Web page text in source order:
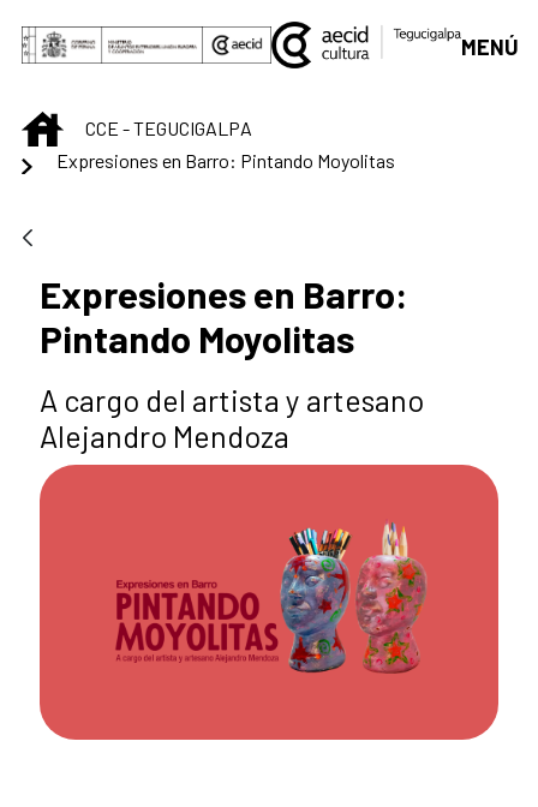
Saltar al contenido principal
MENÚ
INICIOCCE - TEGUCIGALPA
Expresiones en Barro: Pintando Moyolitas
Expresiones en Barro:
Pintando Moyolitas
A cargo del artista y artesano
Alejandro Mendoza